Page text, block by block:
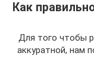
Как
Для того чтобы
аккуратной, нам